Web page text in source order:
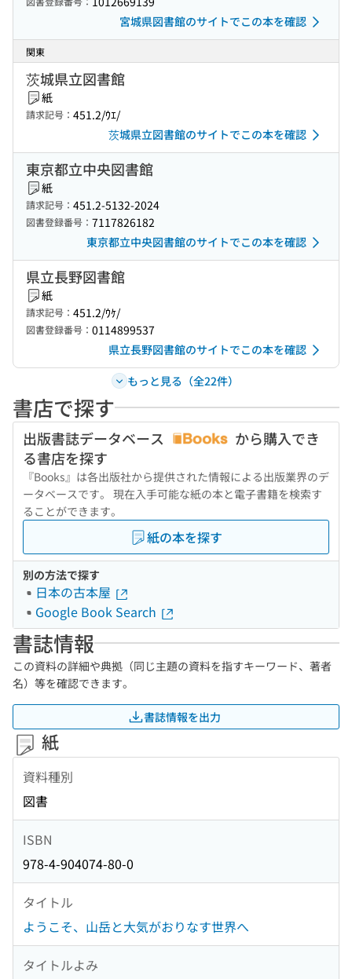
宮城県図書館のサイトでこの本を確認
関東
茨城県立図書館
紙
請求記号： 451.2/ｳｴ/
茨城県立図書館のサイトでこの本を確認
東京都立中央図書館
紙
請求記号： 451.2-5132-2024
図書登録番号： 7117826182
東京都立中央図書館のサイトでこの本を確認
県立長野図書館
紙
請求記号： 451.2/ｳｹ/
図書登録番号： 0114899537
県立長野図書館のサイトでこの本を確認
もっと見る（全22件）
書店で探す
出版書誌データベース
から購入でき
る書店を探す
『Books』は各出版社から提供された情報による出版業界のデ
ータベースです。 現在入手可能な紙の本と電子書籍を検索す
ることができます。
紙の本を探す
別の方法で探す
日本の古本屋
Google Book Search
書誌情報
この資料の詳細や典拠（同じ主題の資料を指すキーワード、著者
名）等を確認できます。
書誌情報を出力
紙
資料種別
図書
ISBN
978-4-904074-80-0
タイトル
ようこそ、山岳と大気がおりなす世界へ
タイトルよみ